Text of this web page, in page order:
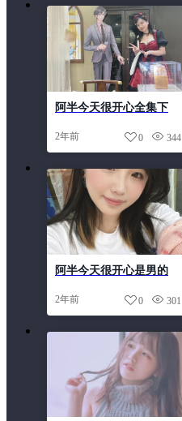
阿半今天很开心全集下
合集
2年前 344
0
阿半今天很开心是男的
的一份完整图集
2年前 301
0